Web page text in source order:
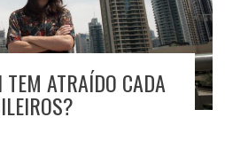
ATRAÍDO CADA